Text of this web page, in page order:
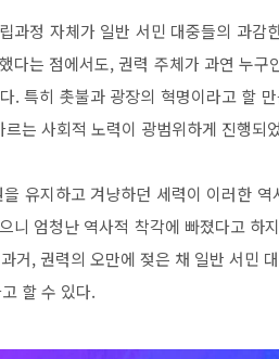
과정 자체가 일반 서민 대중들의 과감
다는 점에서도, 권력 주체가 과연 누구
.특히 촛불과 광장의 혁명이라고 할
는 사회적 노력이 광범위하게 진행되
유지하고 겨냥하던 세력이 이러한
니 엄청난 역사적 착각에 빠졌다고 하
거, 권력의 오만에 젖은 채 일반 서민
할 수 있다.